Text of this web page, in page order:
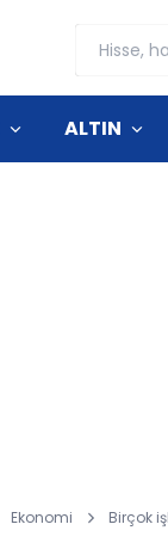
ALTIN
Ekonomi Birçok